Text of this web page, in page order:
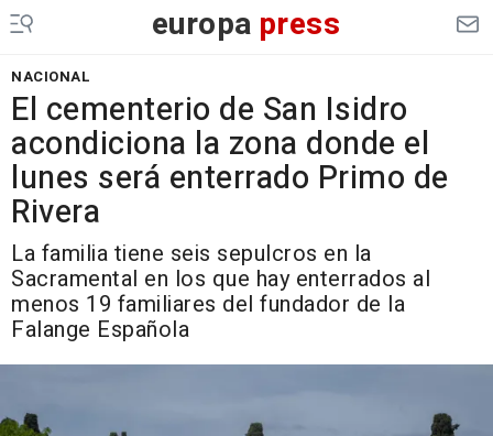
europa press
NACIONAL
El cementerio de San Isidro
acondiciona la zona donde el
lunes será enterrado Primo de
Rivera
La familia tiene seis sepulcros en la
Sacramental en los que hay enterrados al
menos 19 familiares del fundador de la
Falange Española